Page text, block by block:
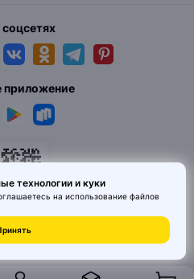
дизайнерских товаров со всего
Все права защищены.
приложение
технологии и куки
на использование файлов